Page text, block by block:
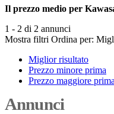
Il prezzo medio per
1 - 2 di 2 annunci
Mostra filtri Ordina per:
Miglior risultato
Prezzo minore prima
Prezzo maggiore prima
Annunci